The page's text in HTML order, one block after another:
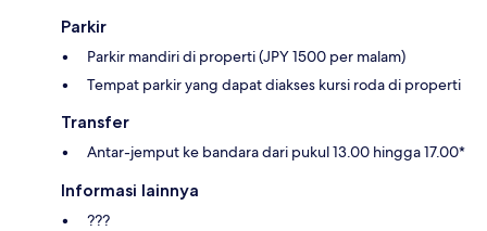
Parkir
Parkir mandiri di properti (JPY 1500 per malam)
Tempat parkir yang dapat diakses kursi roda di properti
Transfer
Antar-jemput ke bandara dari pukul 13.00 hingga 17.00*
Informasi lainnya
???